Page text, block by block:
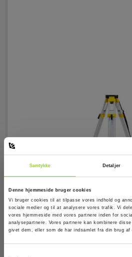
Samtykke Detaljer
Denne hjemmeside bruger cookies
Vi bruger cookies til at tilpasse vores indhold og
sociale medier og til at analysere vores trafik. Vi
vores hjemmeside med vores partnere inden for
analysepartnere. Vores partnere kan kombinere
givet dem, eller som de har indsamlet fra din brug af
Stativ CTP104 for f.eks.
EAN 7640110692127